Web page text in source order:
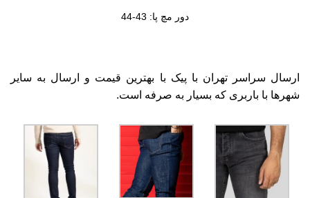
دور مچ پا: 43-44
ارسال سراسر تهران با پیک با بهترین قیمت و ارسال به سایر
شهرها با باربری که بسیار به صرفه است.